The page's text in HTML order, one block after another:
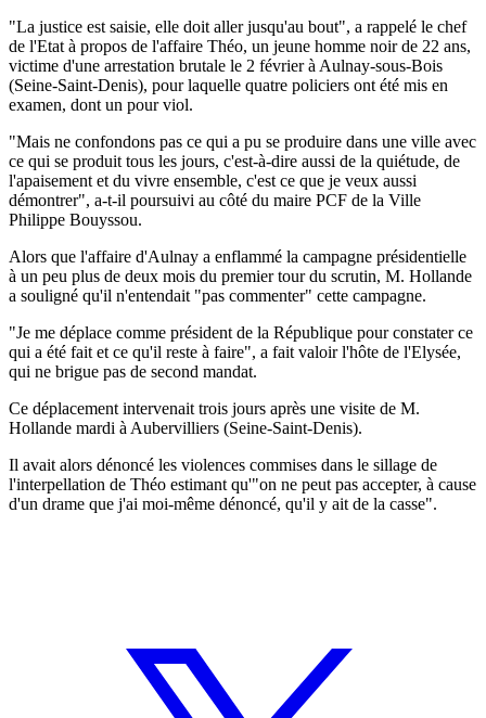
"La justice est saisie, elle doit aller jusqu'au bout", a rappelé le chef
de l'Etat à propos de l'affaire Théo, un jeune homme noir de 22 ans,
victime d'une arrestation brutale le 2 février à Aulnay-sous-Bois
(Seine-Saint-Denis), pour laquelle quatre policiers ont été mis en
examen, dont un pour viol.
"Mais ne confondons pas ce qui a pu se produire dans une ville avec
ce qui se produit tous les jours, c'est-à-dire aussi de la quiétude, de
l'apaisement et du vivre ensemble, c'est ce que je veux aussi
démontrer", a-t-il poursuivi au côté du maire PCF de la Ville
Philippe Bouyssou.
Alors que l'affaire d'Aulnay a enflammé la campagne présidentielle
à un peu plus de deux mois du premier tour du scrutin, M. Hollande
a souligné qu'il n'entendait "pas commenter" cette campagne.
"Je me déplace comme président de la République pour constater ce
qui a été fait et ce qu'il reste à faire", a fait valoir l'hôte de l'Elysée,
qui ne brigue pas de second mandat.
Ce déplacement intervenait trois jours après une visite de M.
Hollande mardi à Aubervilliers (Seine-Saint-Denis).
Il avait alors dénoncé les violences commises dans le sillage de
l'interpellation de Théo estimant qu'"on ne peut pas accepter, à cause
d'un drame que j'ai moi-même dénoncé, qu'il y ait de la casse".